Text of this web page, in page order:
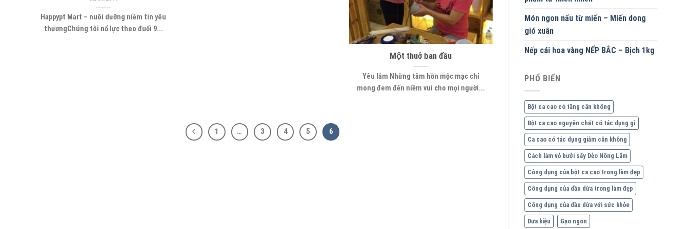
Một thuở ban đầu
Yêu lắm Những tâm hồn mộc mạc chỉ
mong đem đến niềm vui cho mọi người...
Happypt Mart – nuôi dưỡng niềm tin yêu
thươngChúng tôi nổ lực theo đuổi 9...
1 … 3 4 5 6
Món ngon nấu từ miến – Miến dong
gió xuân
Nếp cái hoa vàng NẾP BẮC – Bịch 1kg
PHỔ BIẾN
Bột ca cao có tăng cân không
Bột ca cao nguyên chất có tác dụng gì
Ca cao có tác dụng giảm cân không
Cách làm vỏ bưởi sấy Dẻo Nông Lâm
Công dụng của bột ca cao trong làm đẹp
Công dụng của dầu dừa trong làm đẹp
Công dụng của dầu dừa với sức khỏe
Dưa kiệu Gạo ngon